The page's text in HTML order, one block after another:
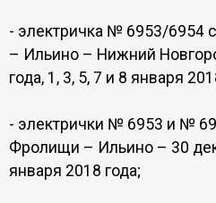
- электричка № 6953/
– Ильино – Нижний
года, 1, 3, 5, 7 и 8 января
- электрички № 6953 и №
Фролищи – Ильино – 30
января 2018 года;